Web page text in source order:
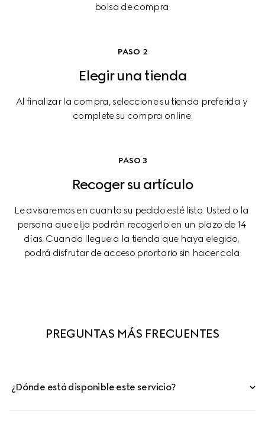
bolsa de compra.
PASO 2
Elegir una tienda
Al finalizar la compra, seleccione su tienda preferida y
complete su compra online.
PASO 3
Recoger su artículo
Le avisaremos en cuanto su pedido esté listo. Usted o la
persona que elija podrán recogerlo en un plazo de 14
días. Cuando llegue a la tienda que haya elegido,
podrá disfrutar de acceso prioritario sin hacer cola.
PREGUNTAS MÁS FRECUENTES
¿Dónde está disponible este servicio?